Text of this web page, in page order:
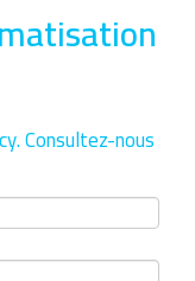
Consultez-nous